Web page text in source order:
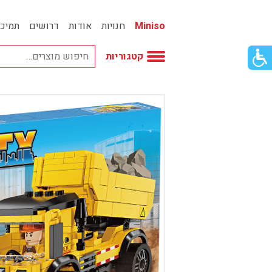
כפתור
לפתיחת
Miniso חנויות אודות דרושים
קטגוריות
אביזרי אופנה
אמבטיה
באק טו סקול
בובות
בישום ונרות
בעלי חיים
בקבוקים